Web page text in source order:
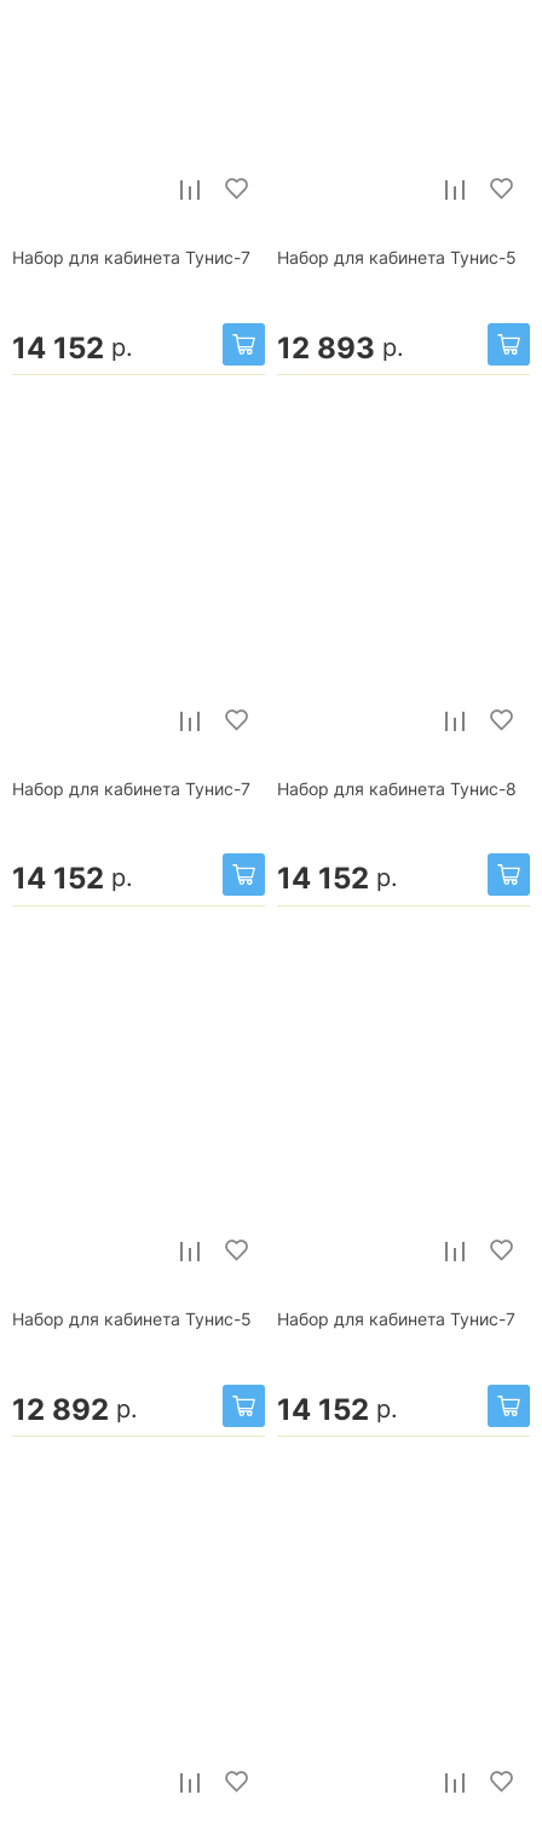
Набор для кабинета Тунис-7
14 152 р.
Набор для кабинета Тунис-5
12 893 р.
Набор для кабинета Тунис-7
14 152 р.
Набор для кабинета Тунис-8
14 152 р.
Набор для кабинета Тунис-5
12 892 р.
Набор для кабинета Тунис-7
14 152 р.